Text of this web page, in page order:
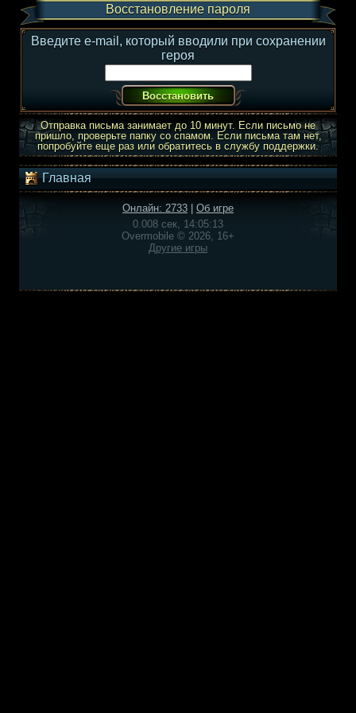
Восстановление пароля
Введите e-mail, который вводили при сохранении
героя
Отправка письма занимает до 10 минут. Если письмо не
пришло, проверьте папку со спамом. Если письма там нет,
попробуйте еще раз или обратитесь в службу поддержки.
Главная
Онлайн: 2733
Об игре
0.008 сек, 14:05:13
Overmobile © 2026, 16+
Другие игры